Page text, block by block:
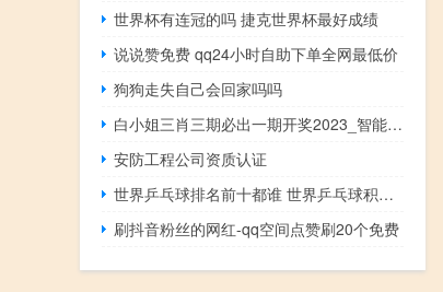
世界杯有连冠的吗 捷克世界杯最好成绩
说说赞免费 qq24小时自助下单全网最低价
狗狗走失自己会回家吗吗
白小姐三肖三期必出一期开奖2023_智能AI深度解析_好看视频版v32.31.880
安防工程公司资质认证
世界乒乓球排名前十都谁 世界乒乓球积分榜
刷抖音粉丝的网红-qq空间点赞刷20个免费